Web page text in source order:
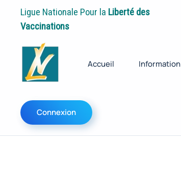
Ligue Nationale Pour la Liberté des
Vaccinations
Accueil Information
Connexion